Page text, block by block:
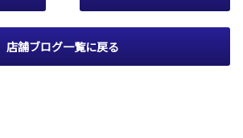
店舗ブログ一覧に戻る